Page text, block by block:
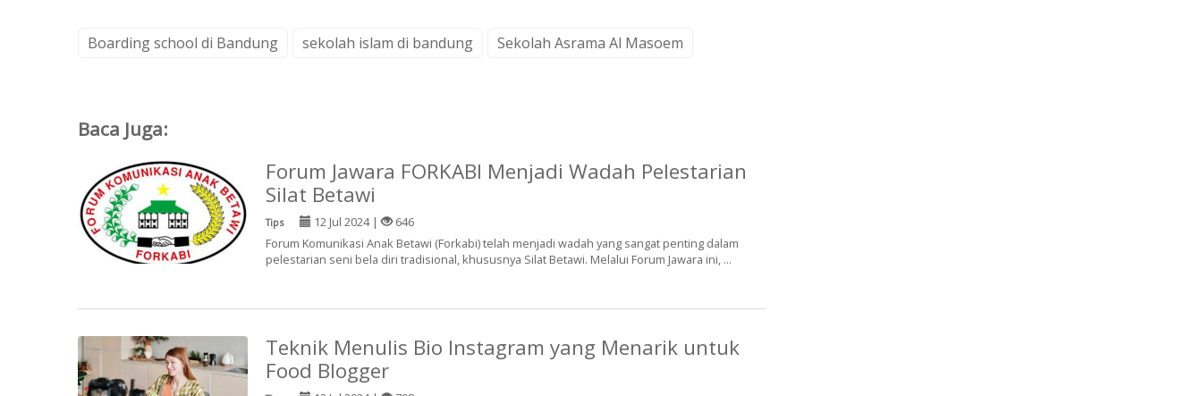
Boarding school di Bandung sekolah islam di bandung Sekolah Asrama Al Masoem
Baca Juga:
Forum Jawara FORKABI Menjadi Wadah Pelestarian
Silat Betawi
Tips 12 Jul 2024 |
646
Forum Komunikasi Anak Betawi (Forkabi) telah menjadi wadah yang sangat penting dalam
pelestarian seni bela diri tradisional, khususnya Silat Betawi. Melalui Forum Jawara ini, ...
Teknik Menulis Bio Instagram yang Menarik untuk
Food Blogger